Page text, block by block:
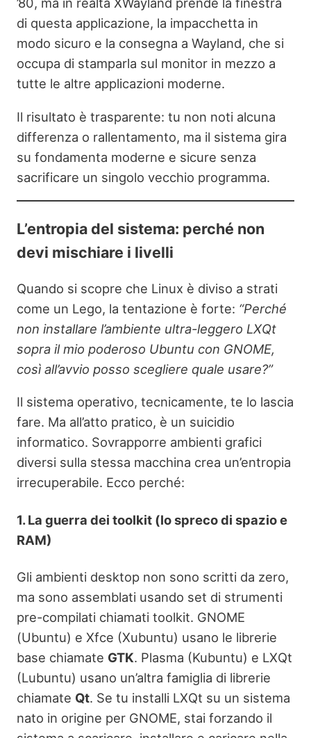
di questa applicazione, la impacchetta in
modo sicuro e la consegna a Wayland, che si
occupa di stamparla sul monitor in mezzo a
tutte le altre applicazioni moderne.
Il risultato è trasparente: tu non noti alcuna
differenza o rallentamento, ma il sistema gira
su fondamenta moderne e sicure senza
sacrificare un singolo vecchio programma.
L’entropia del sistema: perché non
devi mischiare i livelli
Quando si scopre che Linux è diviso a strati
come un Lego, la tentazione è forte: “Perché
non installare l’ambiente ultra-leggero LXQt
sopra il mio poderoso Ubuntu con GNOME,
così all’avvio posso scegliere quale usare?”
Il sistema operativo, tecnicamente, te lo lascia
fare. Ma all’atto pratico, è un suicidio
informatico. Sovrapporre ambienti grafici
diversi sulla stessa macchina crea un’entropia
irrecuperabile. Ecco perché:
1. La guerra dei toolkit (lo spreco di spazio e
RAM)
Gli ambienti desktop non sono scritti da zero,
ma sono assemblati usando set di strumenti
pre-compilati chiamati toolkit. GNOME
(Ubuntu) e Xfce (Xubuntu) usano le librerie
base chiamate GTK. Plasma (Kubuntu) e LXQt
(Lubuntu) usano un’altra famiglia di librerie
chiamate Qt. Se tu installi LXQt su un sistema
nato in origine per GNOME, stai forzando il